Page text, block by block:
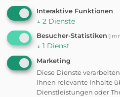
Um diesem
Dienst
dauerhaft
zustimmen zu
SieMapboxin
denCookie-
Einstellungen
zustimmen.
2 - 3 h
Interaktive Funktionen
↓ 2 Dienste
Besucher-Statistiken
↓ 1 Dienst
Marketing
Diese Dienste
Ihnen relevante Inhalte
Dienstleistungen oder